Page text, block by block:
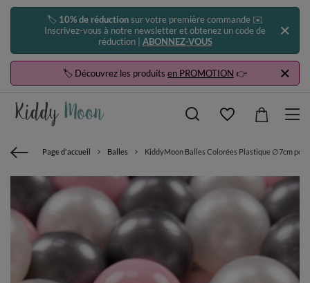
🏷️ 10% de réductionsur votre première commande ✉️
Inscrivez-vous à notre newsletter et obtenez un code de
réduction | ABONNEZ-VOUS
🏷️ Découvrez les produits en PROMOTION 👉
Page d'accueil Balles KiddyMoon Balles Colorées Plastique ∅7cm